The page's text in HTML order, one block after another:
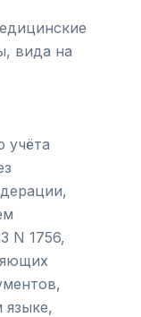
вида на
учёта
N 1756,
языке,